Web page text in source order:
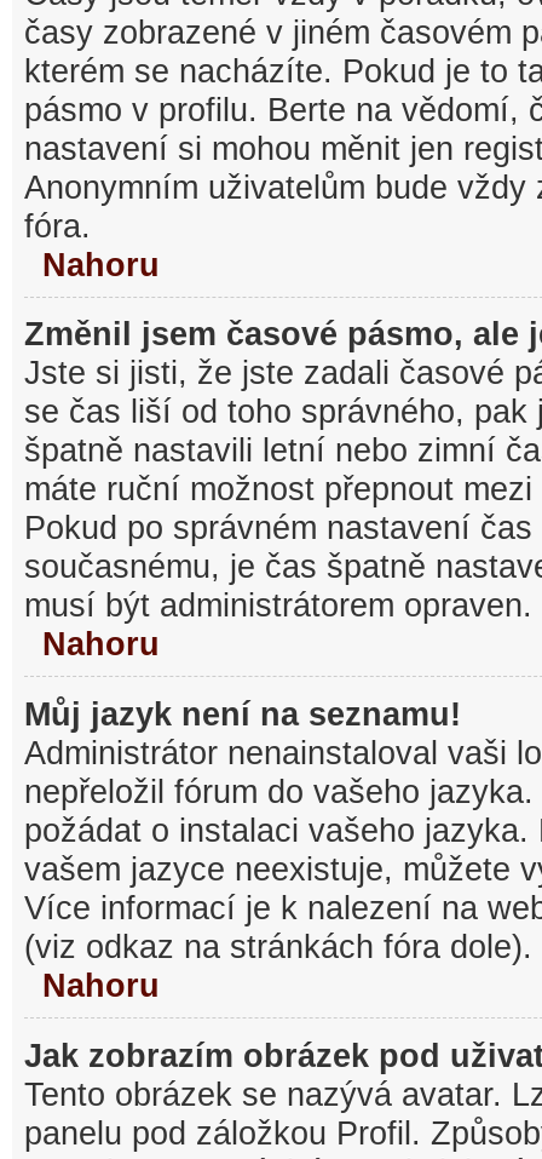
časy zobrazené v jiném časovém
kterém se nacházíte. Pokud je to
pásmo v profilu. Berte na vědomí,
nastavení si mohou měnit jen
Anonymním uživatelům bude
fóra.
Nahoru
Změnil jsem časové pásmo, ale
Jste si jisti, že jste zadali časové
se čas liší od toho správného, pak
špatně nastavili letní nebo zimní
máte ruční možnost přepnout
Pokud po správném nastavení
současnému, je čas špatně
musí být administrátorem opraven.
Nahoru
Můj jazyk není na seznamu!
Administrátor nenainstaloval vaši
nepřeložil fórum do vašeho
požádat o instalaci vašeho
vašem jazyce neexistuje, můžete
Více informací je k nalezení na
(viz odkaz na stránkách fóra dole).
Nahoru
Jak zobrazím obrázek pod
Tento obrázek se nazývá avatar.
panelu pod záložkou Profil.